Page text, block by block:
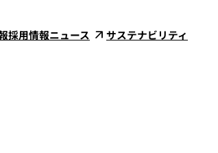
採用情報ニュース サステナビリティ